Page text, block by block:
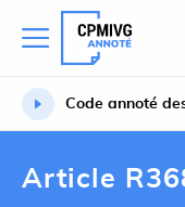
Code annoté
Article